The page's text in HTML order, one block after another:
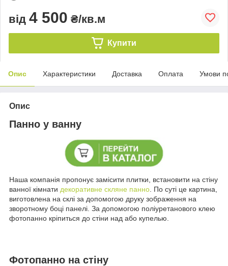
від 4 500 ₴/кв.м
Купити
Опис Характеристики Доставка Оплата Умови
Опис
Панно у ванну
Наша компанія пропонує замісити плитки, встановити на стіну
ванної кімнати декоративне скляне панно . По суті це картина,
виготовлена на склі за допомогою друку зображення на
зворотному боці панелі. За допомогою поліуретанового клею
фотопанно кріпиться до стіни над або купелью.
Фотопанно на стіну